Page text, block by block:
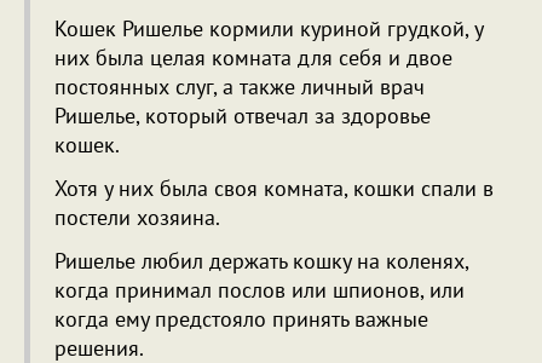
Кошек Ришелье кормили куриной грудкой, у
них была целая комната для себя и двое
постоянных слуг, а также личный врач
Ришелье, который отвечал за здоровье
кошек.
Хотя у них была своя комната, кошки спали в
постели хозяина.
Ришелье любил держать кошку на коленях,
когда принимал послов или шпионов, или
когда ему предстояло принять важные
решения.